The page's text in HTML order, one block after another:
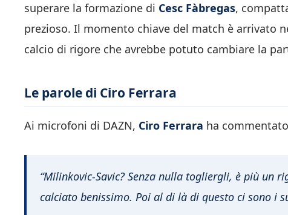
superare la formazione di Cesc Fàbregas,
prezioso. Il momento chiave del match è arrivato
calcio di rigore che avrebbe potuto cambiare la
Le parole di Ciro Ferrara
Ai microfoni di DAZN, Ciro Ferrara ha
“Milinkovic-Savic? Senza nulla togliergli, è più un
calciato benissimo. Poi al di là di questo ci sono i